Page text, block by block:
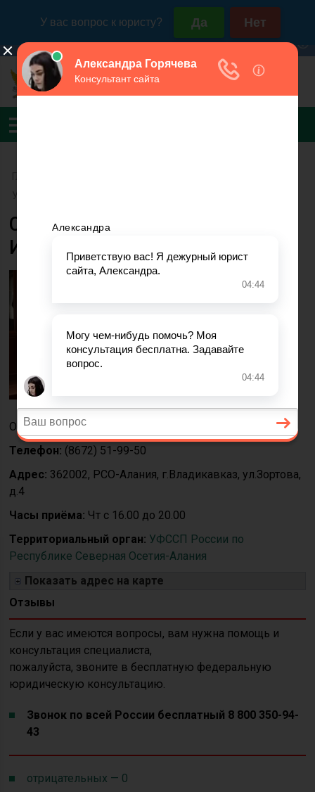
Судебный пристав Кесаонов
Игорь Константинович
Исполняющий
России по Республике
Северная Осетия-
Алания — главный
Республике Северная
Осетия-Алания
Телефон: (8672) 51-99-50
Адрес: 362002, РСО-Алания, г.Владикавказ, ул.Зортова,
д.4
Часы приёма: Чт с 16.00 до 20.00
Территориальный орган: УФССП России по
Республике Северная Осетия-Алания
Показать адрес на карте
Отзывы
Если у вас имеются вопросы, вам нужна помощь и
консультация специалиста,
пожалуйста, звоните в бесплатную федеральную
юридическую консультацию.
Звонок по всей России бесплатный 8 800 350-94-
43
отрицательных — 0